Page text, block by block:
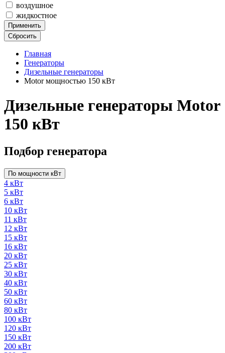
воздушное
жидкостное
Применить
Сбросить
Главная
Генераторы
Дизельные генераторы
Motor мощностью 150 кВт
Дизельные генераторы Motor
150 кВт
Подбор генератора
По мощности кВт
4 кВт
5 кВт
6 кВт
10 кВт
11 кВт
12 кВт
15 кВт
16 кВт
20 кВт
25 кВт
30 кВт
40 кВт
50 кВт
60 кВт
80 кВт
100 кВт
120 кВт
150 кВт
200 кВт